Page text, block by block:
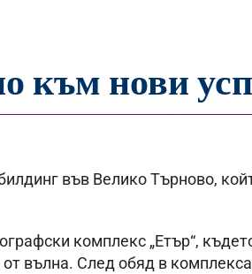
към нови
във Велико Търново,
комплекс „Етър“,
вълна. След обяд в